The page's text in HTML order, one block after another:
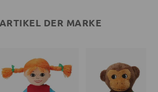
DER MARKE